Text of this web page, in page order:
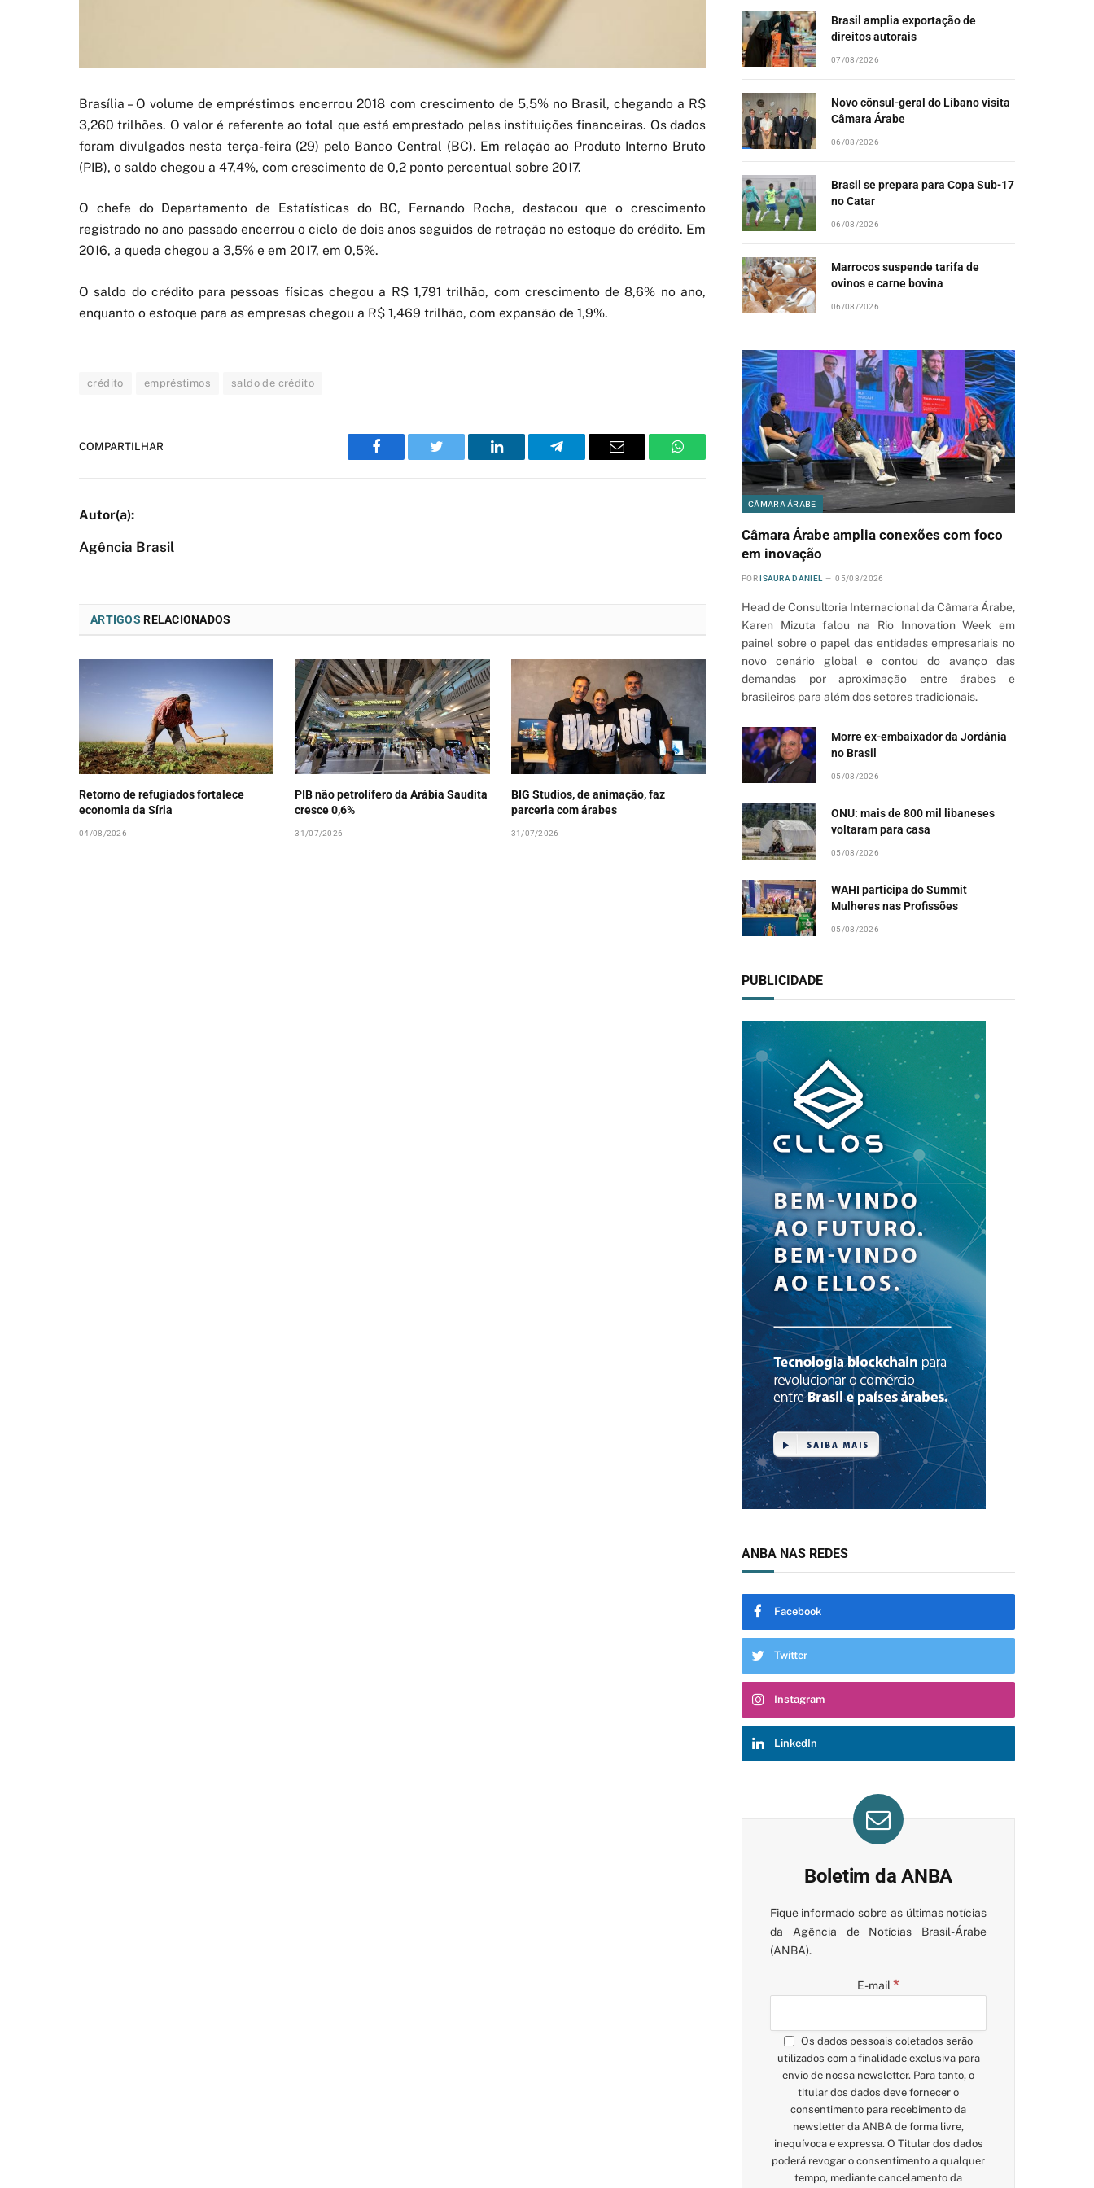
Brasília – O volume de empréstimos encerrou 2018 com crescimento de 5,5% no Brasil, chegando a R$
3,260 trilhões. O valor é referente ao total que está emprestado pelas instituições financeiras. Os dados
foram divulgados nesta terça-feira (29) pelo Banco Central (BC). Em relação ao Produto Interno Bruto
(PIB), o saldo chegou a 47,4%, com crescimento de 0,2 ponto percentual sobre 2017.
O chefe do Departamento de Estatísticas do BC, Fernando Rocha, destacou que o crescimento
registrado no ano passado encerrou o ciclo de dois anos seguidos de retração no estoque do crédito. Em
2016, a queda chegou a 3,5% e em 2017, em 0,5%.
O saldo do crédito para pessoas físicas chegou a R$ 1,791 trilhão, com crescimento de 8,6% no ano,
enquanto o estoque para as empresas chegou a R$ 1,469 trilhão, com expansão de 1,9%.
crédito empréstimos saldo de crédito
COMPARTILHAR
Facebook Twitter LinkedIn Telegram Email WhatsApp
Agência Brasil
ARTIGOS RELACIONADOS
Retorno de refugiados fortalece
economia da Síria
04/08/2026
PIB não petrolífero da Arábia Saudita
cresce 0,6%
31/07/2026
BIG Studios, de animação, faz
parceria com árabes
31/07/2026
Brasil amplia exportação de
direitos autorais
07/08/2026
Novo cônsul-geral do Líbano visita
Câmara Árabe
06/08/2026
Brasil se prepara para Copa Sub-17
no Catar
06/08/2026
Marrocos suspende tarifa de
ovinos e carne bovina
06/08/2026
CÂMARA ÁRABE
Câmara Árabe amplia conexões com foco
em inovação
POR ISAURA DANIEL 05/08/2026
Head de Consultoria Internacional da Câmara Árabe,
Karen Mizuta falou na Rio Innovation Week em
painel sobre o papel das entidades empresariais no
novo cenário global e contou do avanço das
demandas por aproximação entre árabes e
brasileiros para além dos setores tradicionais.
Morre ex-embaixador da Jordânia
no Brasil
05/08/2026
ONU: mais de 800 mil libaneses
voltaram para casa
05/08/2026
WAHI participa do Summit
Mulheres nas Profissões
05/08/2026
PUBLICIDADE
ANBA NAS REDES
Facebook
Twitter
Instagram
LinkedIn
Boletim da ANBA
Fique informado sobre as últimas notícias
da Agência de Notícias Brasil-Árabe
(ANBA).
E-mail *
Os dados pessoais coletados serão
utilizados com a finalidade exclusiva para
envio de nossa newsletter. Para tanto, o
titular dos dados deve fornecer o
consentimento para recebimento da
newsletter da ANBA de forma livre,
inequívoca e expressa. O Titular dos dados
poderá revogar o consentimento a qualquer
tempo, mediante cancelamento da